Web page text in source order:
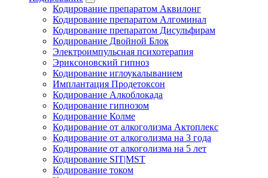
Кодирование препаратом Аквилонг
Кодирование препаратом Алгоминал
Кодирование препаратом Дисульфирам
Кодирование Двойной Блок
Электроимпульсная психотерапия
Эриксоновский гипноз
Кодирование иглоукалыванием
Имплантация Продетоксон
Кодирование Алкоблокада
Кодирование гипнозом
Кодирование Колме
Кодирование от алкоголизма Актоплекс
Кодирование от алкоголизма на 3 года
Кодирование от алкоголизма на 5 лет
Кодирование SIT|MST
Кодирование током